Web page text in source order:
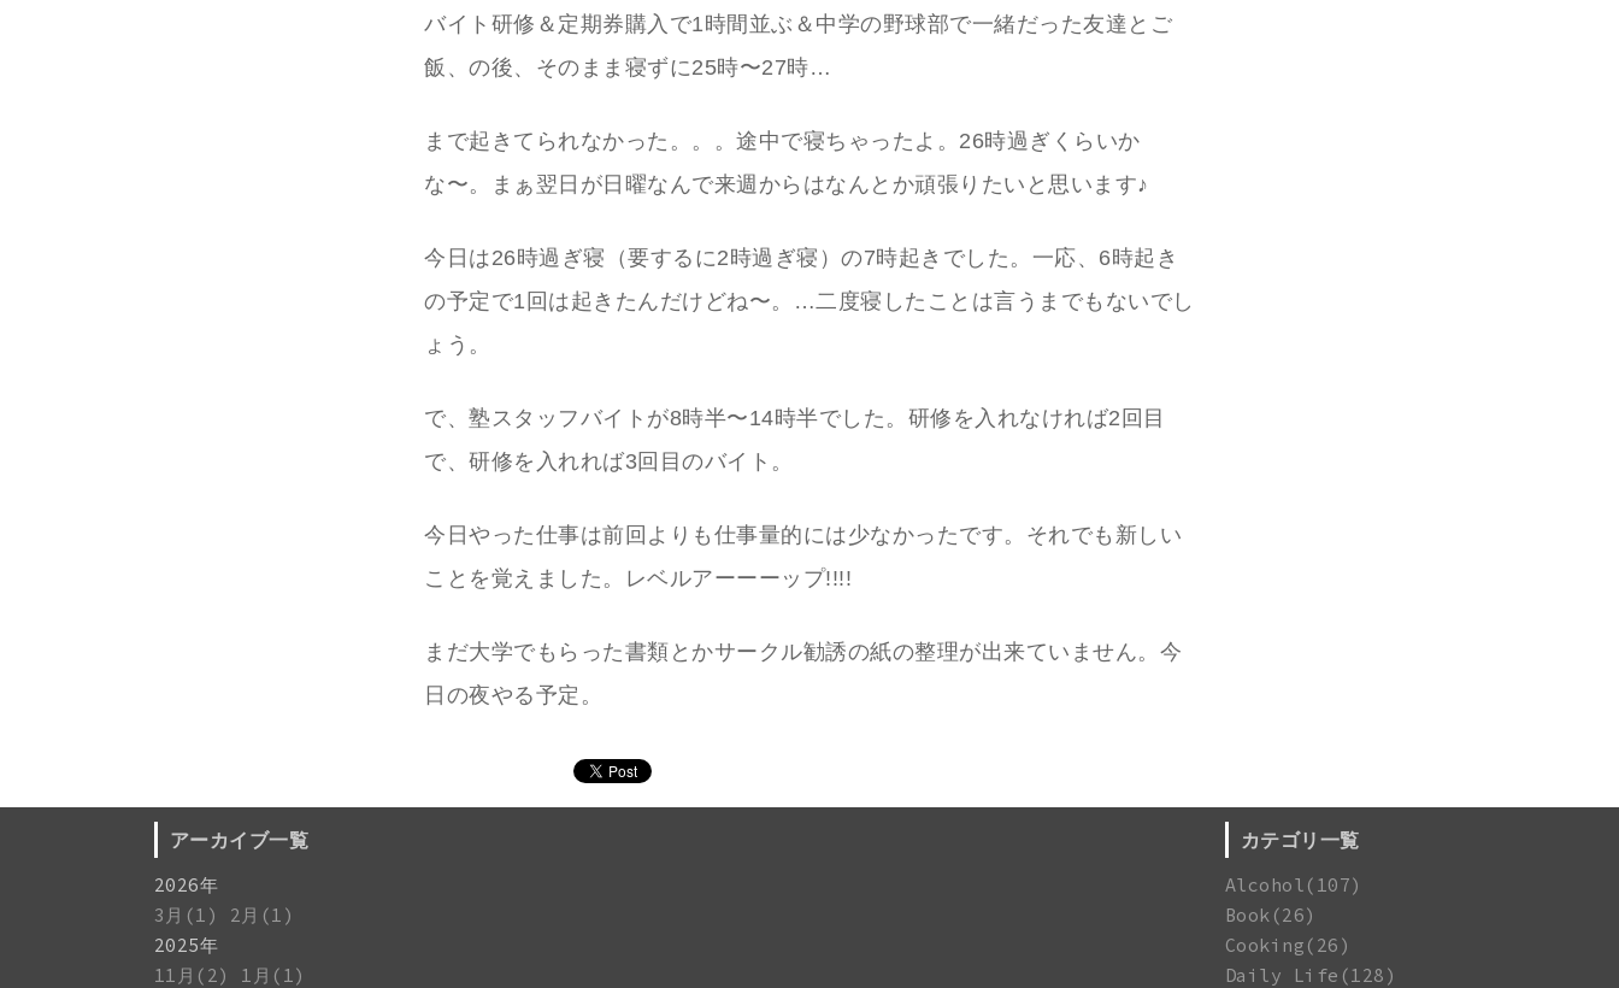
バイト研修＆定期券購入で1時間並ぶ＆中学の野球部で一緒だった友達とご
飯、の後、そのまま寝ずに25時〜27時…
まで起きてられなかった。。。途中で寝ちゃったよ。26時過ぎくらいか
な〜。まぁ翌日が日曜なんで来週からはなんとか頑張りたいと思います♪
今日は26時過ぎ寝（要するに2時過ぎ寝）の7時起きでした。一応、6時起き
の予定で1回は起きたんだけどね〜。…二度寝したことは言うまでもないでし
ょう。
で、塾スタッフバイトが8時半〜14時半でした。研修を入れなければ2回目
で、研修を入れれば3回目のバイト。
今日やった仕事は前回よりも仕事量的には少なかったです。それでも新しい
ことを覚えました。レベルアーーーップ!!!!
まだ大学でもらった書類とかサークル勧誘の紙の整理が出来ていません。今
日の夜やる予定。
アーカイブ一覧
2026年
3月(1)
2月(1)
2025年
11月(2)
1月(1)
カテゴリ一覧
Alcohol(107)
Book(26)
Cooking(26)
Daily Life(128)